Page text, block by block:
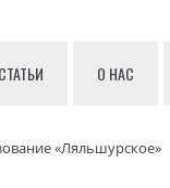
СТАТЬИ О НАС
«Ляльшурское»